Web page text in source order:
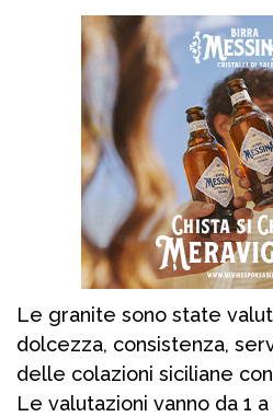
Le granite sono state
dolcezza, consistenza,
delle colazioni siciliane
Le valutazioni vanno da 1